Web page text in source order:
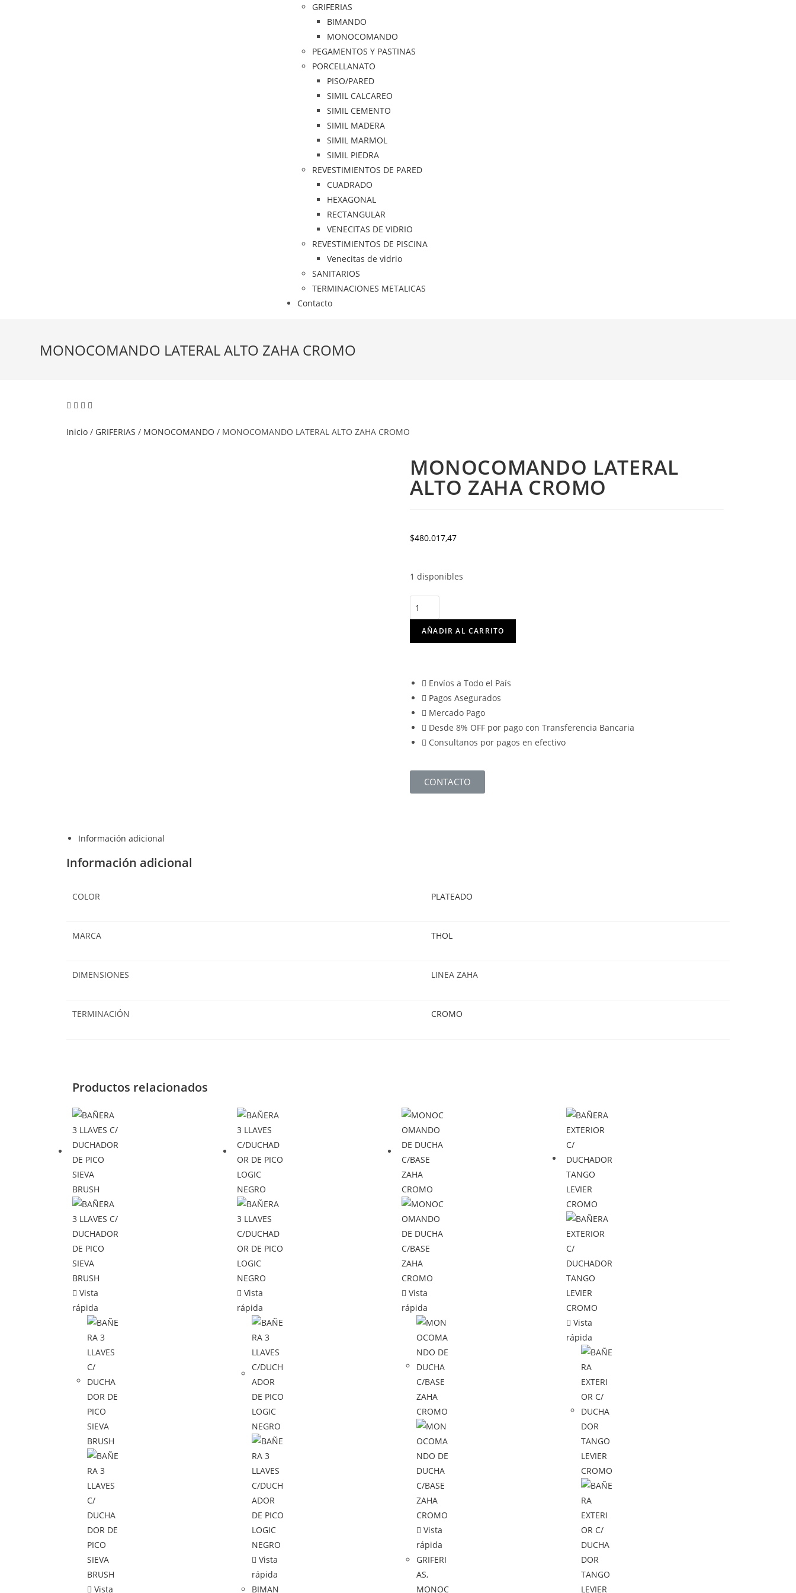
GRIFERIAS
BIMANDO
MONOCOMANDO
PEGAMENTOS Y PASTINAS
PORCELLANATO
PISO/PARED
SIMIL CALCAREO
SIMIL CEMENTO
SIMIL MADERA
SIMIL MARMOL
SIMIL PIEDRA
REVESTIMIENTOS DE PARED
CUADRADO
HEXAGONAL
RECTANGULAR
VENECITAS DE VIDRIO
REVESTIMIENTOS DE PISCINA
Venecitas de vidrio
SANITARIOS
TERMINACIONES METALICAS
Contacto
MONOCOMANDO LATERAL ALTO ZAHA CROMO
Inicio / GRIFERIAS / MONOCOMANDO / MONOCOMANDO LATERAL ALTO ZAHA CROMO
MONOCOMANDO LATERAL
ALTO ZAHA CROMO
$480.017,47
1 disponibles
AÑADIR AL CARRITO
Envíos a Todo el País
Pagos Asegurados
Mercado Pago
Desde 8% OFF por pago con Transferencia Bancaria
Consultanos por pagos en efectivo
CONTACTO
Información adicional
Información adicional
COLOR PLATEADO
MARCA THOL
DIMENSIONES LINEA ZAHA
TERMINACIÓN CROMO
Productos relacionados
Vista
rápida
Vista
Vista
rápida
Vista
rápida
BIMAN
Vista
rápida
Vista
rápida
GRIFERI
AS,
MONOC
Vista
rápida